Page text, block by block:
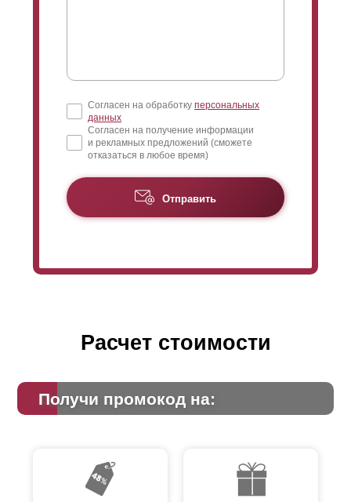
Согласен на обработку персональных
данных
Согласен на получение информации
и рекламных предложений (сможете
отказаться в любое время)
Отправить
Расчет стоимости
Получи промокод на: